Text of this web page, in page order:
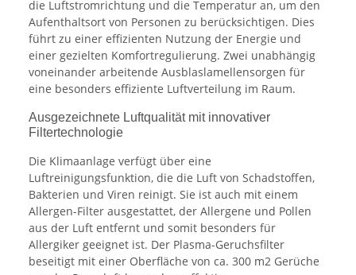
die Luftstromrichtung und die Temperatur an, um den
Aufenthaltsort von Personen zu berücksichtigen. Dies
führt zu einer effizienten Nutzung der Energie und
einer gezielten Komfortregulierung. Zwei unabhängig
voneinander arbeitende Ausblaslamellensorgen für
eine besonders effiziente Luftverteilung im Raum.
Ausgezeichnete Luftqualität mit innovativer
Filtertechnologie
Die Klimaanlage verfügt über eine
Luftreinigungsfunktion, die die Luft von Schadstoffen,
Bakterien und Viren reinigt. Sie ist auch mit einem
Allergen-Filter ausgestattet, der Allergene und Pollen
aus der Luft entfernt und somit besonders für
Allergiker geeignet ist. Der Plasma-Geruchsfilter
beseitigt mit einer Oberfläche von ca. 300 m2 Gerüche